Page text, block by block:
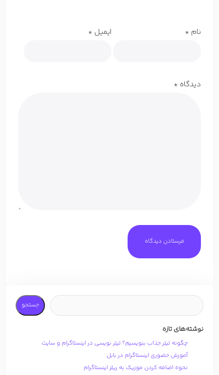
نام * ایمیل *
دیدگاه *
جستجو
نوشته‌های تازه
چگونه تیتر جذاب بنویسیم؟ تیتر نویسی در اینستاگرام و سایت
آموزش حضوری اینستاگرام در بابل
نحوه اضافه کردن موزیک به ریلز اینستاگرام